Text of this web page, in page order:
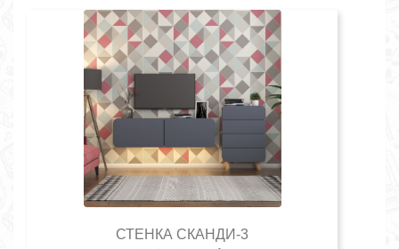
СТЕНКА СКАНДИ-3